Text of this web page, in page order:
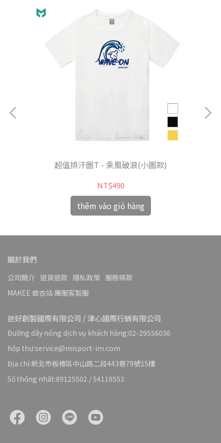
超值排汗圖T - 乘風破浪(小圖款)
NT$490
thêm vào giỏ hàng
關於我們
公司簡介 退貨退款 隱私政策 服務條款
MAKEE 做衣站 團服客製服
迷好創製國際有限公司 / 津心國際行銷有限公司
Đường dây nóng dịch vụ khách hàng:02-29556036
hộp thư:service@misport-im.com
Địa chỉ:新北市板橋區中山路二段443巷79號15樓
Số thống nhất:89125502 / 54118553